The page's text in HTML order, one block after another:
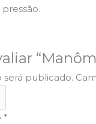
será publicado.
*